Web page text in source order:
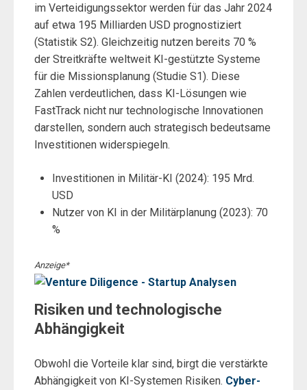
im Verteidigungssektor werden für das Jahr 2024
auf etwa 195 Milliarden USD prognostiziert
(Statistik S2). Gleichzeitig nutzen bereits 70 %
der Streitkräfte weltweit KI-gestützte Systeme
für die Missionsplanung (Studie S1). Diese
Zahlen verdeutlichen, dass KI-Lösungen wie
FastTrack nicht nur technologische Innovationen
darstellen, sondern auch strategisch bedeutsame
Investitionen widerspiegeln.
Investitionen in Militär-KI (2024): 195 Mrd.
USD
Nutzer von KI in der Militärplanung (2023): 70
%
Anzeige*
Risiken und technologische
Abhängigkeit
Obwohl die Vorteile klar sind, birgt die verstärkte
Abhängigkeit von KI-Systemen Risiken. Cyber-